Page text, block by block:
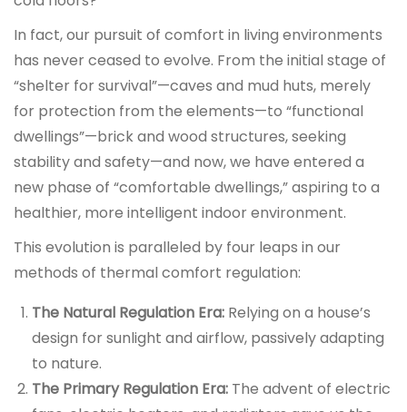
In fact, our pursuit of comfort in living environments
has never ceased to evolve. From the initial stage of
“shelter for survival”—caves and mud huts, merely
for protection from the elements—to “functional
dwellings”—brick and wood structures, seeking
stability and safety—and now, we have entered a
new phase of “comfortable dwellings,” aspiring to a
healthier, more intelligent indoor environment.
This evolution is paralleled by four leaps in our
methods of thermal comfort regulation:
The Natural Regulation Era: Relying on a house’s
design for sunlight and airflow, passively adapting
to nature.
The Primary Regulation Era: The advent of electric